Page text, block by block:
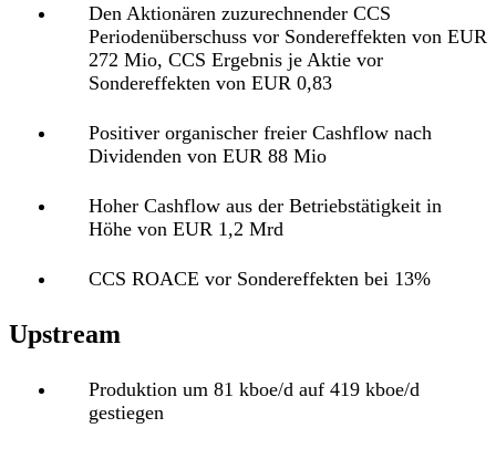
Den Aktionären zuzurechnender CCS
Periodenüberschuss vor Sondereffekten von EUR
272 Mio, CCS Ergebnis je Aktie vor
Sondereffekten von EUR 0,83
Positiver organischer freier Cashflow nach
Dividenden von EUR 88 Mio
Hoher Cashflow aus der Betriebstätigkeit in
Höhe von EUR 1,2 Mrd
CCS ROACE vor Sondereffekten bei 13%
Upstream
Produktion um 81 kboe/d auf 419 kboe/d
gestiegen